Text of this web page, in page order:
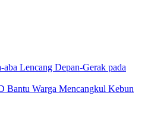
Lencang Depan-Gerak pada
Bantu Warga Mencangkul Kebun